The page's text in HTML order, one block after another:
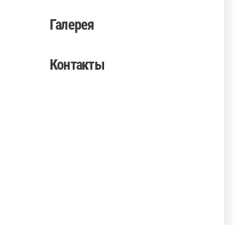
Галерея
Контакты